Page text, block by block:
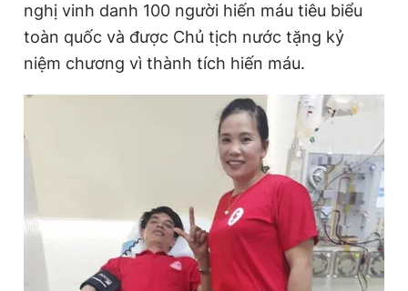
nghị vinh danh 100 người hiến máu tiêu biểu
toàn quốc và được Chủ tịch nước tặng kỷ
niệm chương vì thành tích hiến máu.